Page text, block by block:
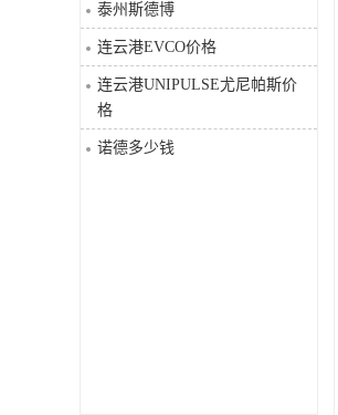
DRPAG
泰州斯德博
连云港EVCO价格
连云港UNIPULSE尤尼帕斯价
格
诺德多少钱